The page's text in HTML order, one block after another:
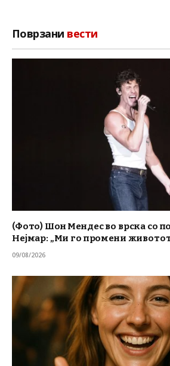
Поврзани вести
(Фото) Шон Мендес во врска со
Нејмар: „Ми го промени
09/08/2026